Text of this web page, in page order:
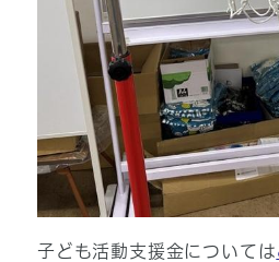
子ども活動支援金については